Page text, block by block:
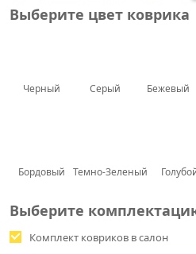
Выберите цвет коврика
Черный Серый Бежевый
Бордовый Темно-Зеленый
Выберите
Комплект ковриков в салон